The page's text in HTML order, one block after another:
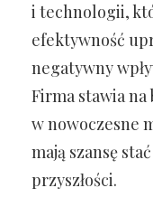
i technologii,
efektywność
negatywny
Firma stawia
w nowoczesne
mają szansę
przyszłości.